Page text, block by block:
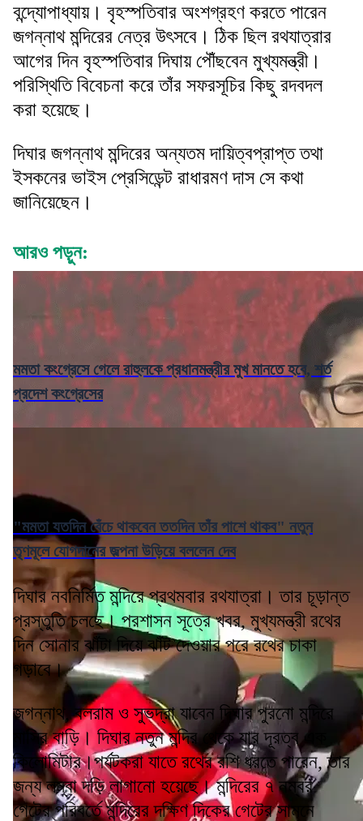
বন্দ্যোপাধ্যায়। বৃহস্পতিবার অংশগ্রহণ করতে পারেন
জগন্নাথ মন্দিরের নেত্র উৎসবে। ঠিক ছিল রথযাত্রার
আগের দিন বৃহস্পতিবার দিঘায় পৌঁছবেন মুখ্যমন্ত্রী।
পরিস্থিতি বিবেচনা করে তাঁর সফরসূচির কিছু রদবদল
করা হয়েছে।
দিঘার জগন্নাথ মন্দিরের অন্যতম দায়িত্বপ্রাপ্ত তথা
ইসকনের ভাইস প্রেসিডেন্ট রাধারমণ দাস সে কথা
জানিয়েছেন।
আরও পড়ুন:
মমতা কংগ্রেসে গেলে রাহুলকে প্রধানমন্ত্রীর মুখ মানতে হবে, শর্ত
প্রদেশ কংগ্রেসের
"মমতা যতদিন বেঁচে থাকবেন ততদিন তাঁর পাশে থাকব" নতুন
তৃণমূলে যোগদানের জল্পনা উড়িয়ে বললেন দেব
দিঘার নবনির্মিত মন্দিরে প্রথমবার রথযাত্রা। তার চূড়ান্ত
প্রস্তুতি চলছে। প্রশাসন সূত্রে খবর, মুখ্যমন্ত্রী রথের
দিন সোনার ঝাঁটা দিয়ে ঝাঁট দেওয়ার পরে রথের চাকা
গড়াবে।
জগন্নাথ, বলরাম ও সুভদ্রা যাবেন দিঘার পুরনো মন্দিরে
মাসির বাড়ি। দিঘার নতুন মন্দির থেকে যার দূরত্ব এক
কিলোমিটার।পর্যটকরা যাতে রথের রশি ধরতে পারেন, তার
জন্য লম্বা দড়ি লাগানো হয়েছে। মন্দিরের ৭ নম্বর
গেটের পরিবর্তে মন্দিরের দক্ষিণ দিকের গেটের সামনে